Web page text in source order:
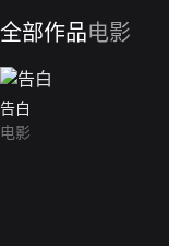
全部作品电影
告白
电影